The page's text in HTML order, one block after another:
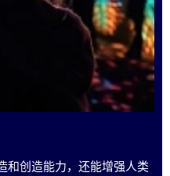
和创造能力，还能增强人类